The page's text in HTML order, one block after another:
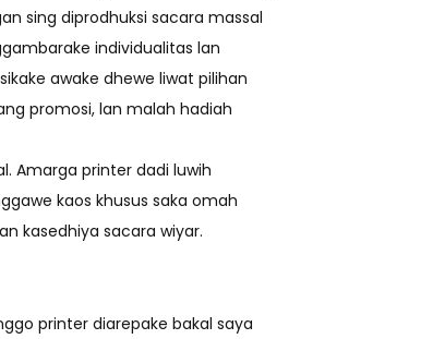
sing diprodhuksi sacara massal
individualitas lan
awake dhewe liwat pilihan
promosi, lan malah hadiah
Amarga printer dadi luwih
kaos khusus saka omah
kasedhiya sacara wiyar.
printer diarepake bakal saya